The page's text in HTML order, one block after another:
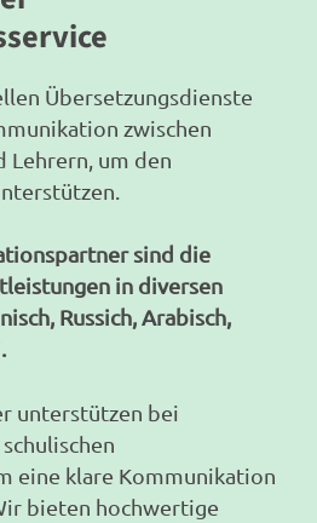
Übersetzungsdienste
zwischen
Lehrern, um den
sind die
in diversen
Russich, Arabisch,
unterstützen bei
eine klare Kommunikation
bieten hochwertige